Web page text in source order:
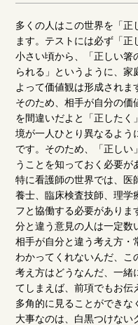
多くの人はこの世界を「正
ます。テストには必ず「
小さい頃から、「正しい箸
られる」というように、家
よって価値観は形成されま
そのため、相手が自分の価
を間違いだよと「正したく
境が一人ひとり異なるよう
です。そのため、「正しい
うことを知っておく必要が
特に看護師の世界では、医
養士、臨床検査技師、理学
フと協働する必要がありま
分と違う意見の人は一定数
相手が自分と違う考え方・
わかってくれないんだ、こ
考え方はどうなんだ、一緒
てしまえば、前項でもお伝
多角的に見ることができな
大事なのは、白黒つけない